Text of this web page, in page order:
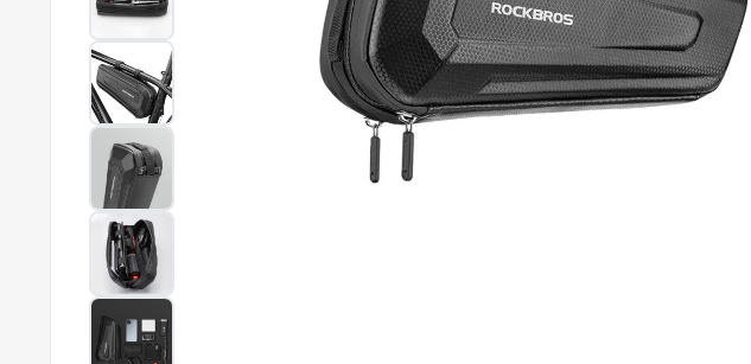
Vodotěsná
brašna
na